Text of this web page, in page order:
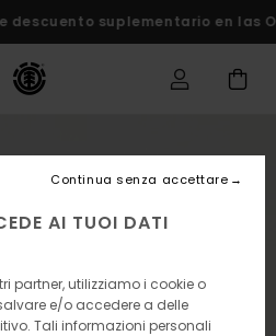
suplementario en las Ofertas
AI TUOI DATI
partner, utilizziamo i cookie o
e/o accedere a delle
Tali informazioni personali
Continua senza accettare